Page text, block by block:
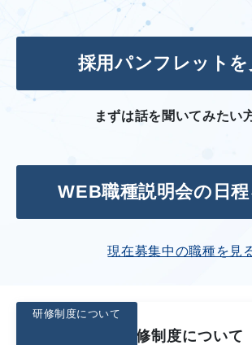
採用パンフレットを
まずは話を聞いてみたい
WEB職種説明会の日
現在募集中の職種を見
研修制度について
研修制度について